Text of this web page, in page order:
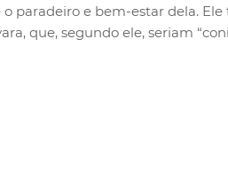
o paradeiro e bem-estar dela.
que, segundo ele, seriam